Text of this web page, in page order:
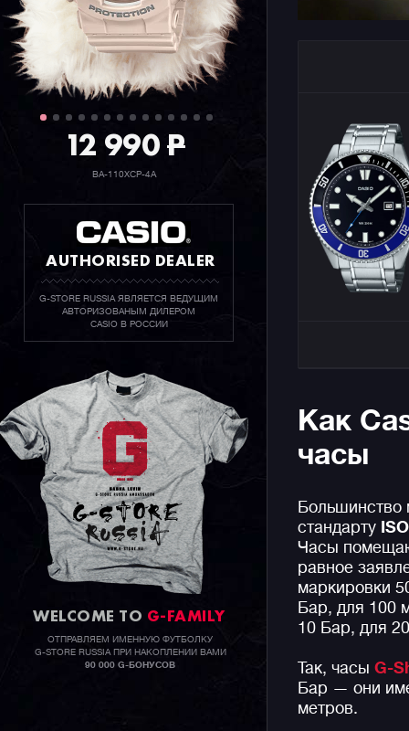
12 990P
BA-110XCP-4A
AUTHORISED DEALER
G-STORE RUSSIA ЯВЛЯЕТСЯ ВЕДУЩИМ
АВТОРИЗОВАНЫМ ДИЛЕРОМ
CASIO В РОССИИ
WELCOME TO G-FAMILY
ОТПРАВЛЯЕМ ИМЕННУЮ ФУТБОЛКУ
G-STORE RUSSIA ПРИ НАКОПЛЕНИИ ВАМИ
90 000 G-БОНУСОВ
Как
часы
стандарту
Часы
равное
маркировки
Бар, для 100
10 Бар, для
Так, часы G-
Бар — они
метров.